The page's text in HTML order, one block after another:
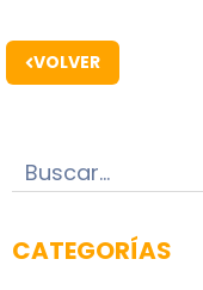
VOLVER
CATEGORÍAS